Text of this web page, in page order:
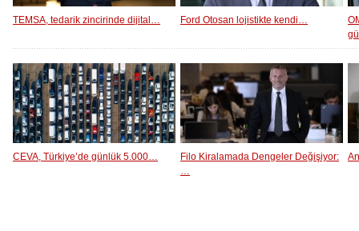
TEMSA, tedarik zincirinde dijital… Ford Otosan lojistikte kendi…
CEVA, Türkiye’de günlük 5.000…
Filo Kiralamada Dengeler Değişiyor:
…